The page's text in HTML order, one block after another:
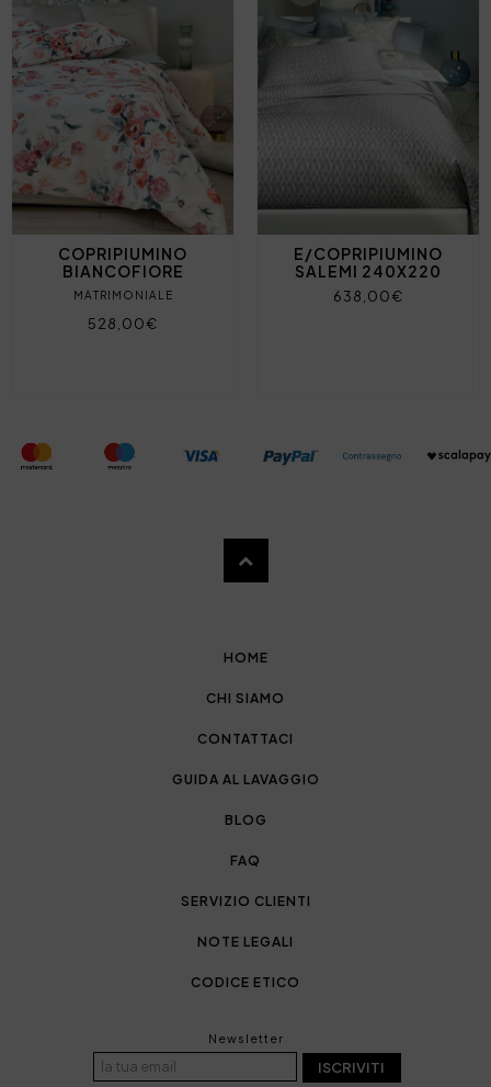
COPRIPIUMINO
BIANCOFIORE
MATRIMONIALE
528,00€
E/COPRIPIUMINO
SALEMI 240X220
638,00€
HOME
CHI SIAMO
CONTATTACI
GUIDA AL LAVAGGIO
BLOG
FAQ
SERVIZIO CLIENTI
NOTE LEGALI
CODICE ETICO
Newsletter
ISCRIVITI